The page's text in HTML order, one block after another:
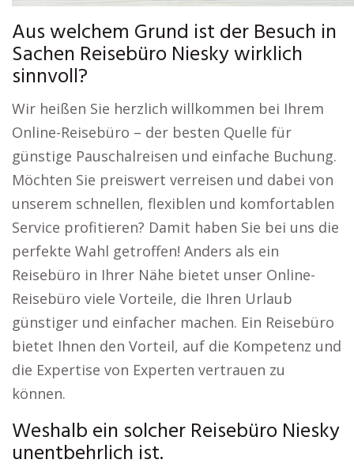
Aus welchem Grund ist der Besuch in
Sachen Reisebüro Niesky wirklich
sinnvoll?
Wir heißen Sie herzlich willkommen bei Ihrem
Online-Reisebüro – der besten Quelle für
günstige Pauschalreisen und einfache Buchung.
Möchten Sie preiswert verreisen und dabei von
unserem schnellen, flexiblen und komfortablen
Service profitieren? Damit haben Sie bei uns die
perfekte Wahl getroffen! Anders als ein
Reisebüro in Ihrer Nähe bietet unser Online-
Reisebüro viele Vorteile, die Ihren Urlaub
günstiger und einfacher machen. Ein Reisebüro
bietet Ihnen den Vorteil, auf die Kompetenz und
die Expertise von Experten vertrauen zu
können.
Weshalb ein solcher Reisebüro Niesky
unentbehrlich ist.